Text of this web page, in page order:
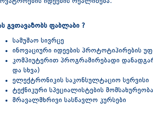
გვთავაზობს ფაბლაბი ?
სამუშაო სივრცე
ინოვაციური იდეების პროტოტიპირების
კომპიუტერით პროგრამირებადი
და სხვა)
ელექტრონიკის საკონსულტაციო სერვისი
ტექნიკური სპეციალისტების მომსახურეობა
მრავალმხრივი სასწავლო კურსები